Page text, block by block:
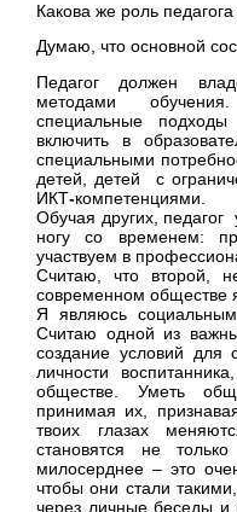
Какова же роль
Думаю, что основной
Педагог должен
методами
специальные
включить в
специальными
детей, детей с
ИКТ-компетенциями.
Обучая других,
ногу со временем:
участвуем в
Считаю, что второй,
современном обществе
Я являюсь
Считаю одной из
создание условий для
личности
обществе. Уметь
принимая их,
твоих глазах
становятся не
милосерднее – это
чтобы они стали
через личные беседы и